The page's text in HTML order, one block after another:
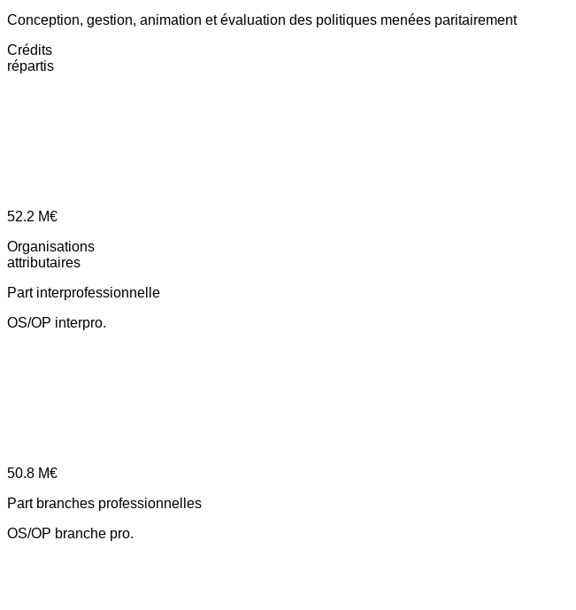
Conception, gestion, animation et évaluation des politiques menées paritairement
Crédits
répartis
52.2 M€
Organisations
attributaires
Part interprofessionnelle
OS/OP interpro.
50.8 M€
Part branches professionnelles
OS/OP branche pro.